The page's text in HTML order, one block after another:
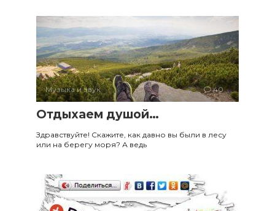
Музыка и звук 40
Отдыхаем душой…
Здравствуйте! Скажите, как давно вы были в лесу
или на берегу моря? А ведь